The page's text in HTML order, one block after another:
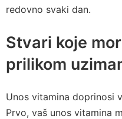
redovno svaki dan.
Stvari koje
prilikom
Unos vitamina doprinosi
Prvo, vaš unos vitamina